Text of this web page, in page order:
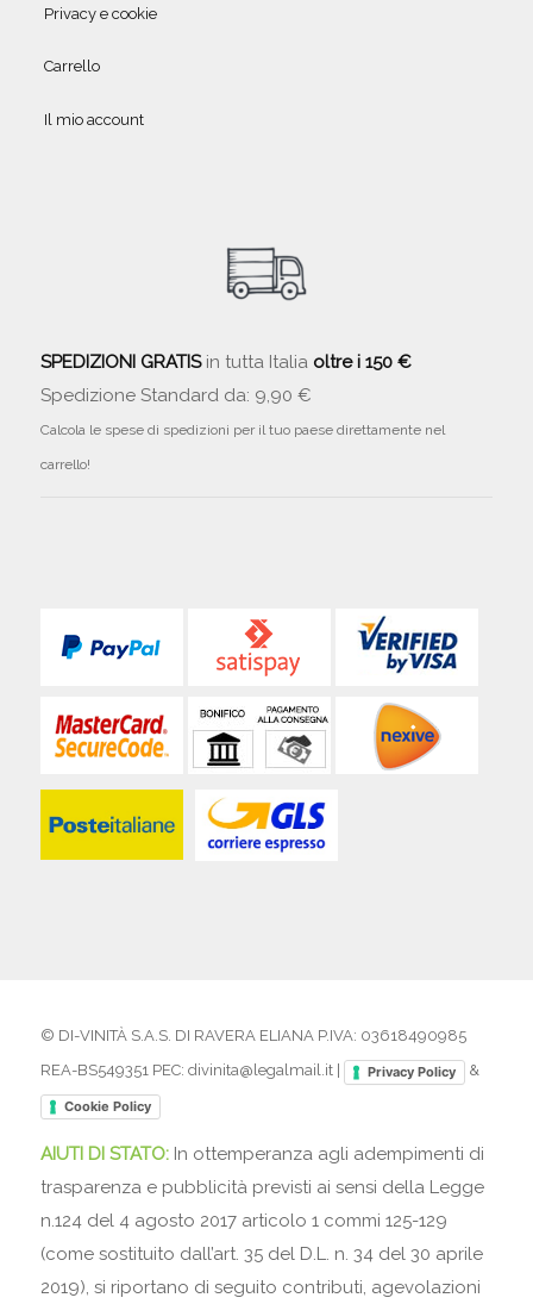
Privacy e cookie
Carrello
Il mio account
SPEDIZIONI GRATISin tutta Italia oltre i 150 €
Spedizione Standard da: 9,90 €
Calcola le spese di spedizioni per il tuo paese direttamente nel
carrello!
© DI-VINITÀ S.A.S. DI RAVERA ELIANA P.IVA: 03618490985
REA-BS549351 PEC: divinita@legalmail.it |
Privacy Policy &
Cookie Policy
AIUTI DI STATO: In ottemperanza agli adempimenti di
trasparenza e pubblicità previsti ai sensi della Legge
n.124 del 4 agosto 2017 articolo 1 commi 125-129
(come sostituito dall’art. 35 del D.L. n. 34 del 30 aprile
2019), si riportano di seguito contributi, agevolazioni